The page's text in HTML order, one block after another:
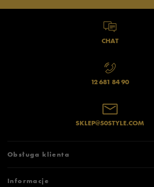
CHAT
12 681 84 90
SKLEP@50STYLE.COM
Obsługa klienta
Informacje